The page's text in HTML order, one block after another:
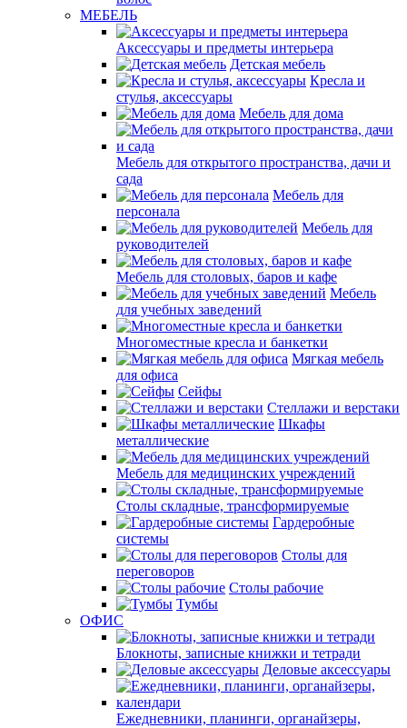
МЕБЕЛЬ
Аксессуары и предметы интерьера
Детская мебель
Кресла и
стулья, аксессуары
Мебель для дома
Мебель для открытого пространства, дачи и
сада
Мебель для
персонала
Мебель для
руководителей
Мебель для столовых, баров и кафе
Мебель
для учебных заведений
Многоместные кресла и банкетки
Мягкая мебель
для офиса
Сейфы
Стеллажи и верстаки
Шкафы
металлические
Мебель для медицинских учреждений
Столы складные, трансформируемые
Гардеробные
системы
Столы для
переговоров
Столы рабочие
Тумбы
ОФИС
Блокноты, записные книжки и тетради
Деловые аксессуары
Ежедневники, планинги, органайзеры,